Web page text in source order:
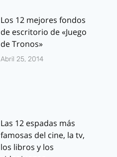
Los 12 mejores fondos
de escritorio de «Juego
de Tronos»
Abril 25, 2014
Las 12 espadas más
famosas del cine, la tv,
los libros y los